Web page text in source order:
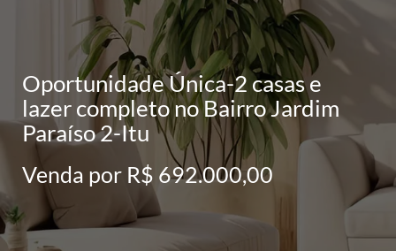
Oportunidade Única-2 casas e
lazer completo no Bairro Jardim
Paraíso 2-Itu
Venda por R$ 692.000,00